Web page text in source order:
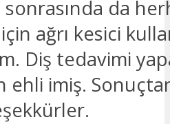
sonrasında da
için ağrı kesici
Diş tedavimi
ehli imiş.